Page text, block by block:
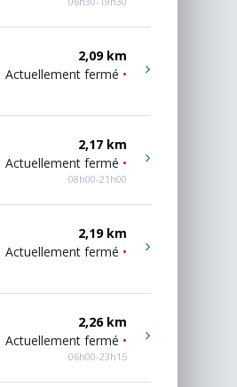
2,09 km
Actuellement fermé •
2,17 km
Actuellement fermé •
08h00-21h00
2,19 km
Actuellement fermé •
2,26 km
Actuellement fermé •
06h00-23h15